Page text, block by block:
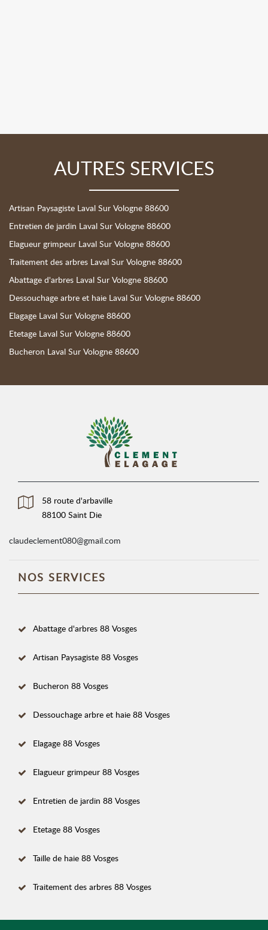
AUTRES SERVICES
Artisan Paysagiste Laval Sur Vologne 88600
Entretien de jardin Laval Sur Vologne 88600
Elagueur grimpeur Laval Sur Vologne 88600
Traitement des arbres Laval Sur Vologne 88600
Abattage d'arbres Laval Sur Vologne 88600
Dessouchage arbre et haie Laval Sur Vologne 88600
Elagage Laval Sur Vologne 88600
Etetage Laval Sur Vologne 88600
Bucheron Laval Sur Vologne 88600
58 route d'arbaville
88100 Saint Die
claudeclement080@gmail.com
NOS SERVICES
Abattage d'arbres 88 Vosges
Artisan Paysagiste 88 Vosges
Bucheron 88 Vosges
Dessouchage arbre et haie 88 Vosges
Elagage 88 Vosges
Elagueur grimpeur 88 Vosges
Entretien de jardin 88 Vosges
Etetage 88 Vosges
Taille de haie 88 Vosges
Traitement des arbres 88 Vosges